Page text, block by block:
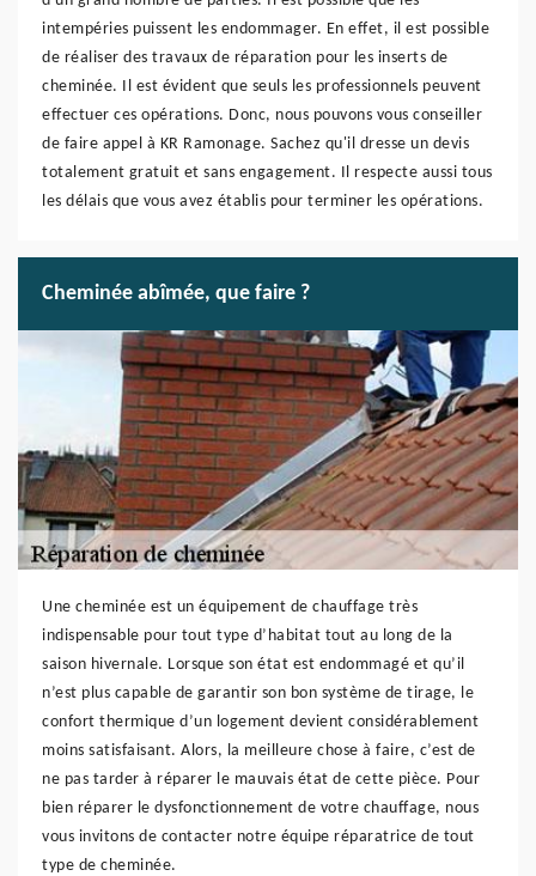
intempéries puissent les endommager. En effet, il est possible
de réaliser des travaux de réparation pour les inserts de
cheminée. Il est évident que seuls les professionnels peuvent
effectuer ces opérations. Donc, nous pouvons vous conseiller
de faire appel à KR Ramonage. Sachez qu'il dresse un devis
totalement gratuit et sans engagement. Il respecte aussi tous
les délais que vous avez établis pour terminer les opérations.
Cheminée abîmée, que faire ?
Une cheminée est un équipement de chauffage très
indispensable pour tout type d’habitat tout au long de la
saison hivernale. Lorsque son état est endommagé et qu’il
n’est plus capable de garantir son bon système de tirage, le
confort thermique d’un logement devient considérablement
moins satisfaisant. Alors, la meilleure chose à faire, c’est de
ne pas tarder à réparer le mauvais état de cette pièce. Pour
bien réparer le dysfonctionnement de votre chauffage, nous
vous invitons de contacter notre équipe réparatrice de tout
type de cheminée.